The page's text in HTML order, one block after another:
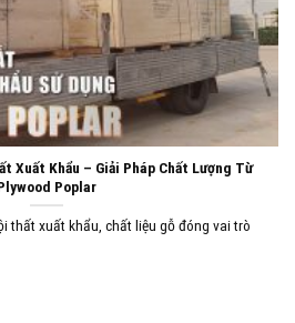
Xuất Khẩu – Giải Pháp Chất Lượng Từ
Poplar
thất xuất khẩu, chất liệu gỗ đóng vai trò